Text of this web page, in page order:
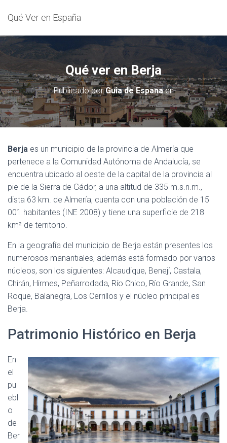
Qué Ver en España
Qué ver en Berja
Publicado porGuia de Espanaen
Berja es un municipio de la provincia de Almería que
pertenece a la Comunidad Autónoma de Andalucía, se
encuentra ubicado al oeste de la capital de la provincia al
pie de la Sierra de Gádor, a una altitud de 335 m.s.n.m.,
dista 63 km. de Almería, cuenta con una población de 15
001 habitantes (INE 2008) y tiene una superficie de 218
km² de territorio.
En la geografía del municipio de Berja están presentes los
numerosos manantiales, además está formado por varios
núcleos, son los siguientes: Alcaudique, Benejí, Castala,
Chirán, Hirmes, Peñarrodada, Río Chico, Río Grande, San
Roque, Balanegra, Los Cerrillos y el núcleo principal es
Berja.
Patrimonio Histórico en Berja
En
el
pu
ebl
o
de
Ber